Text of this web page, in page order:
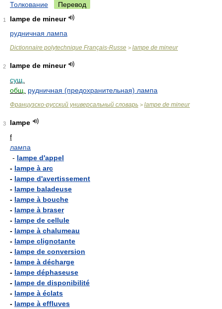
Толкование Перевод
1
lampe de mineur
рудничная лампа
Dictionnaire polytechnique Français-Russe > lampe de mineur
2
lampe de mineur
сущ.
общ.
рудничная (предохранительная) лампа
Французско-русский универсальный словарь > lampe de mineur
3
lampe
f
лампа
- lampe d'appel
- lampe à arc
- lampe d'avertissement
- lampe baladeuse
- lampe à bouche
- lampe à braser
- lampe de cellule
- lampe à chalumeau
- lampe clignotante
- lampe de conversion
- lampe à décharge
- lampe déphaseuse
- lampe de disponibilité
- lampe à éclats
- lampe à effluves